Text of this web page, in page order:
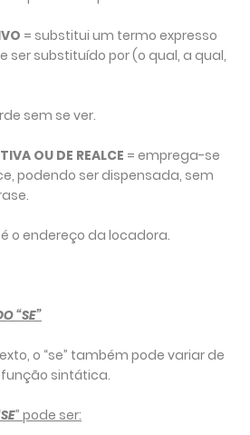
= substitui um termo expresso
ser substituído por (o qual, a qual,
sem se ver.
OU DE REALCE = emprega-se
podendo ser dispensada, sem
é o endereço da locadora.
“SE”
o “se” também pode variar de
sintática.
SE” pode ser: